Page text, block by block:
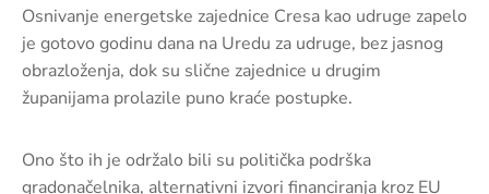
Osnivanje energetske zajednice Cresa kao udruge zapelo
je gotovo godinu dana na Uredu za udruge, bez jasnog
obrazloženja, dok su slične zajednice u drugim
županijama prolazile puno kraće postupke.
Ono što ih je održalo bili su politička podrška
gradonačelnika, alternativni izvori financiranja kroz EU